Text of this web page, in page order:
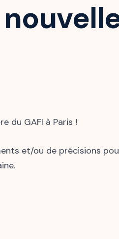
du GAFI à Paris !
et/ou de précisions